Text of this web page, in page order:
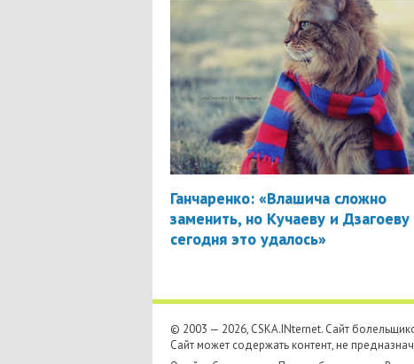
Ганчаренко: «Влашича сложно
заменить, но Кучаеву и Дзагоеву
сегодня это удалось»
© 2003 — 2026, CSKA.INternet. Cайт
Сайт может содержать контент, не